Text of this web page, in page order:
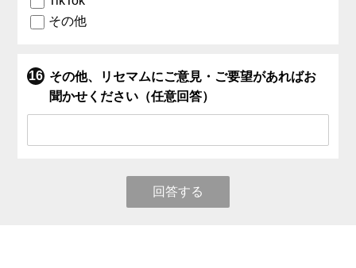
その他
その他、リセマムにご意見・ご要望があればお
聞かせください（任意回答）
回答する